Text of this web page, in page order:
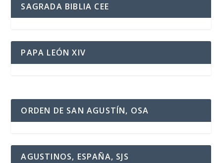
SAGRADA BIBLIA CEE
PAPA LEÓN XIV
ORDEN DE SAN AGUSTÍN, OSA
AGUSTINOS, ESPAÑA, SJS